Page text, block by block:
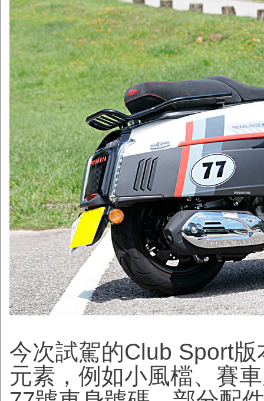
今次試駕的Club Sport
元素，例如小風檔、賽